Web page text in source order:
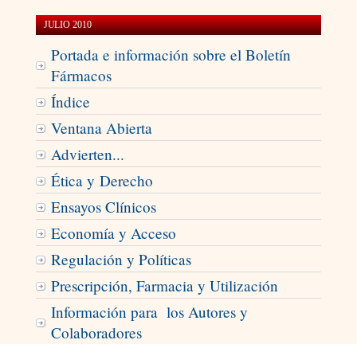
JULIO 2010
Portada e información sobre el Boletín
Fármacos
Índice
Ventana Abierta
Advierten...
Ética y Derecho
Ensayos Clínicos
Economía y Acceso
Regulación y Políticas
Prescripción, Farmacia y Utilización
Información para los Autores y
Colaboradores